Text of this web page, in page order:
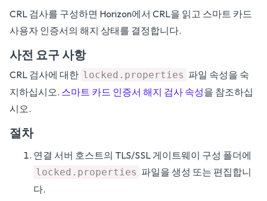
CRL 검사를 구성하면 Horizon에서 CRL을 읽고 스마트 카드
사용자 인증서의 해지 상태를 결정합니다.
사전 요구 사항
CRL 검사에 대한 locked.properties 파일 속성을 숙
지하십시오. 스마트 카드 인증서 해지 검사 속성을 참조하십
시오.
절차
연결 서버 호스트의 TLS/SSL 게이트웨이 구성 폴더에
locked.properties 파일을 생성 또는 편집합니
다.